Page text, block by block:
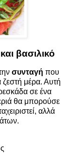
βασιλικό
συνταγή που
ζεστή μέρα. Αυτή
σε ένα
θα μπορούσε
αλλά